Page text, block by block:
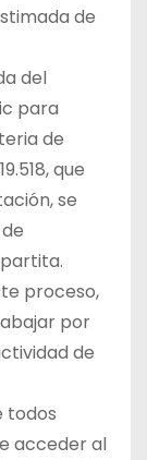
de
del
para
de
que
se
proceso,
por
de
todos
acceder al